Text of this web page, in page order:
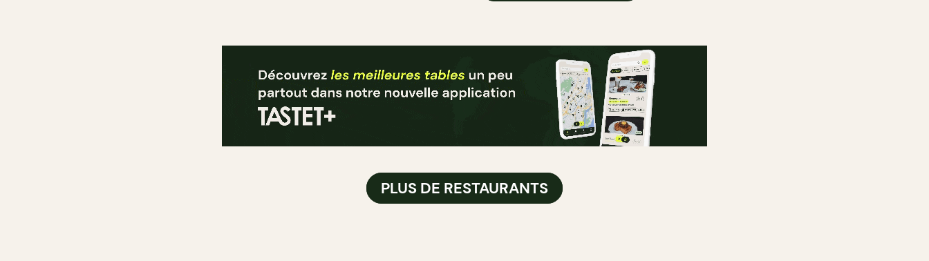
PLUS DE RESTAURANTS